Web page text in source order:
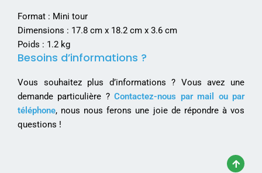
Format : Mini tour
Dimensions : 17.8 cm x 18.2 cm x 3.6 cm
Poids : 1.2 kg
Besoins d’informations ?
Vous souhaitez plus d’informations ? Vous avez une
demande particulière ?Contactez-nous par mail ou par
téléphone, nous nous ferons une joie de répondre à vos
questions !